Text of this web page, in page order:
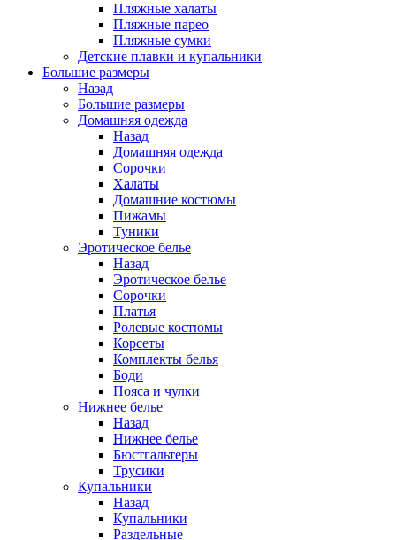
Пляжные халаты
Пляжные парео
Пляжные сумки
Детские плавки и купальники
Большие размеры
Назад
Большие размеры
Домашняя одежда
Назад
Домашняя одежда
Сорочки
Халаты
Домашние костюмы
Пижамы
Туники
Эротическое белье
Назад
Эротическое белье
Сорочки
Платья
Ролевые костюмы
Корсеты
Комплекты белья
Боди
Пояса и чулки
Нижнее белье
Назад
Нижнее белье
Бюстгальтеры
Трусики
Купальники
Назад
Купальники
Раздельные